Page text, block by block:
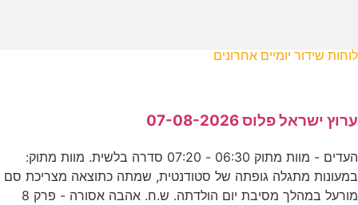
לוחות שידור יומיים אחרונים
ערוץ ישראל פלוס 07-08-2026
העדים - מוות מתוק 06:30 - 07:20 סדרה בלשית. מוות מתוק:
במעונות מתגלה גופתה של סטודנטית, שמתה כתוצאה מצריכת סם
מורעל במהלך מסיבת יום הולדתה. ש.ח. אהבה אסורה - פרק 8